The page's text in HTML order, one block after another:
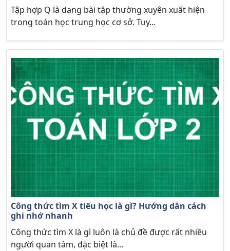
Tập hợp Q là dạng bài tập thường xuyên xuất hiện
trong toán học trung học cơ sở. Tuy...
Công thức tìm X tiểu học là gì? Hướng dẫn cách
ghi nhớ nhanh
Công thức tìm X là gì luôn là chủ đề được rất nhiều
người quan tâm, đặc biệt là...